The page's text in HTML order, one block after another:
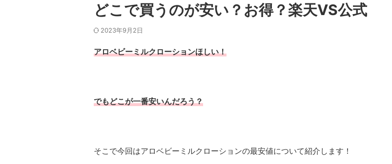
どこで買うのが安い？お得？楽天VS公式
2023年9月2日
アロベビーミルクローションほしい！
でもどこが一番安いんだろう？
そこで今回はアロベビーミルクローションの最安値について紹介します！